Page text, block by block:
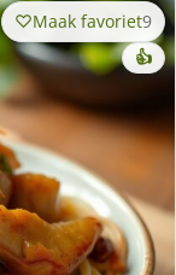
Maak favoriet9
👍